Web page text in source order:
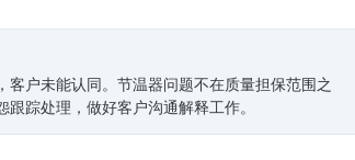
户未能认同。节温器问题不在质量担保范围之
踪处理，做好客户沟通解释工作。